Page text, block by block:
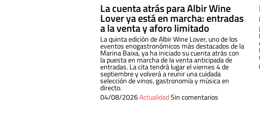
La cuenta atrás para Albir Wine
Lover ya está en marcha: entradas
a la venta y aforo limitado
La quinta edición de Albir Wine Lover, uno de los
eventos enogastronómicos más destacados de la
Marina Baixa, ya ha iniciado su cuenta atrás con
la puesta en marcha de la venta anticipada de
entradas. La cita tendrá lugar el viernes 4 de
septiembre y volverá a reunir una cuidada
selección de vinos, gastronomía y música en
directo.
04/08/2026ActualidadSin comentarios